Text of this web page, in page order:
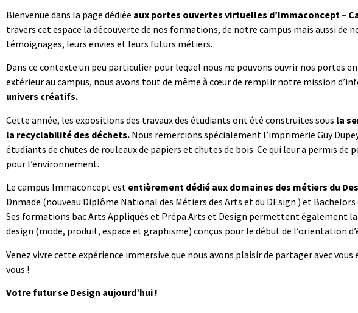
Bienvenue dans la page dédiée aux portes ouvertes virtuelles d’Immaconcept –
travers cet espace la découverte de nos formations, de notre campus mais aussi de
témoignages, leurs envies et leurs futurs métiers.
Dans ce contexte un peu particulier pour lequel nous ne pouvons ouvrir nos portes
extérieur au campus, nous avons tout de même à cœur de remplir notre mission
univers créatifs.
Cette année, les expositions des travaux des étudiants ont été construites sous la
la recyclabilité des déchets. Nous remercions spécialement l’imprimerie Guy
étudiants de chutes de rouleaux de papiers et chutes de bois. Ce qui leur a permis de
pour l’environnement.
Le campus Immaconcept est entièrement dédié aux domaines des métiers du
Dnmade (nouveau Diplôme National des Métiers des Arts et du DEsign ) et Bachelors
Ses formations bac Arts Appliqués et Prépa Arts et Design permettent également la
design (mode, produit, espace et graphisme) conçus pour le début de l’orientation
Venez vivre cette expérience immersive que nous avons plaisir de partager avec
vous !
Votre futur se Design aujourd’hui !